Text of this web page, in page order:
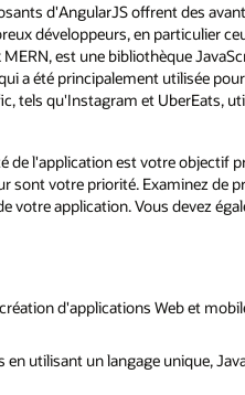
d'AngularJS offrent des
développeurs, en particulier
est une bibliothèque
a été principalement utilisée
tels qu'Instagram et UberEats,
de l'application est votre objectif
sont votre priorité. Examinez de
votre application. Vous devez
d'applications Web et
utilisant un langage unique,